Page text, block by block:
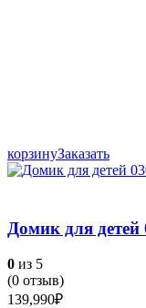
корзинуЗаказать
Домик для
0 из 5
(0 отзыв)
139,990₽